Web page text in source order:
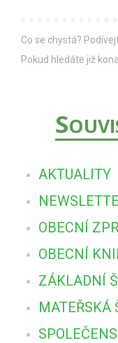
Co se chystá?
Pokud hledáte již
S
AKTUALITY
OBECNÍ
OBECNÍ
ZÁKLADNÍ
MATEŘSKÁ